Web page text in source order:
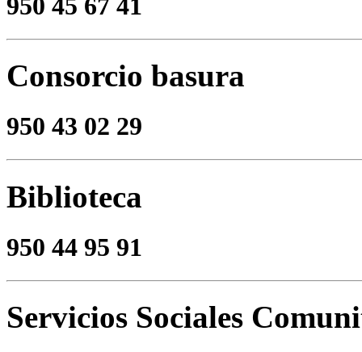
Consorcio basura
950 43 02 29
Biblioteca
950 44 95 91
Servicios Sociales